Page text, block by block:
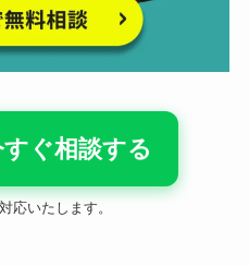
ぐ相談する
応いたします。